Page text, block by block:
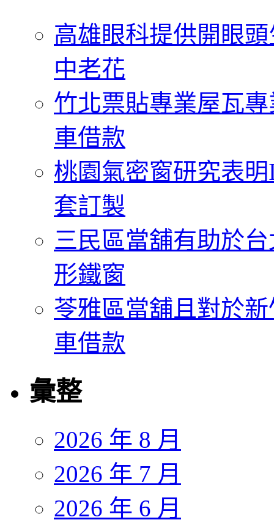
高雄眼科提供開眼
中老花
竹北票貼專業屋瓦
車借款
桃園氣密窗研究表
套訂製
三民區當舖有助於
形鐵窗
苓雅區當舖且對於
車借款
彙整
2026 年 8 月
2026 年 7 月
2026 年 6 月